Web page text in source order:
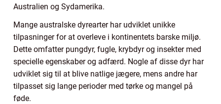
Australien og Sydamerika.
Mange australske dyrearter har udviklet unikke
tilpasninger for at overleve i kontinentets barske miljø.
Dette omfatter pungdyr, fugle, krybdyr og insekter med
specielle egenskaber og adfærd. Nogle af disse dyr har
udviklet sig til at blive natlige jægere, mens andre har
tilpasset sig lange perioder med tørke og mangel på
føde.